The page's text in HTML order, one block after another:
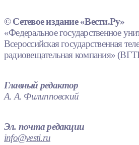
© Сетевое издание «Вести.Ру»
«Федеральное государственное
Всероссийская государственная
радиовещательная компания»
Главный редактор
А. А. Филипповский
Эл. почта редакции
info@vesti.ru